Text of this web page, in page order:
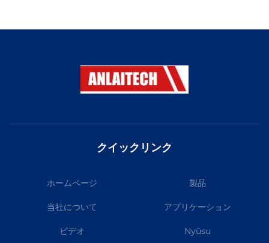
クイックリンク
ホームページ 製品
当社について アプリケーション
ビデオ Nyūsu